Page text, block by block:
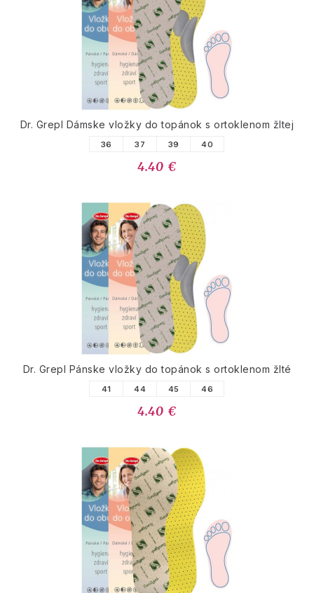
Dr. Grepl Dámske vložky do topánok s ortoklenom žltej
36 37 39 40
4.40 €
Dr. Grepl Pánske vložky do topánok s ortoklenom žlté
41 44 45 46
4.40 €